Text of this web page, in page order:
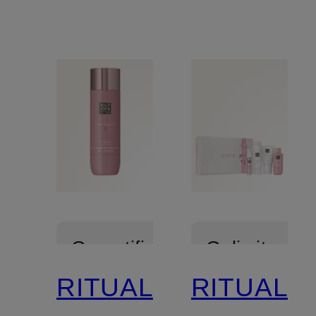
Gecertificeerd
RITUALS
Gelimiteerd
RITUALS